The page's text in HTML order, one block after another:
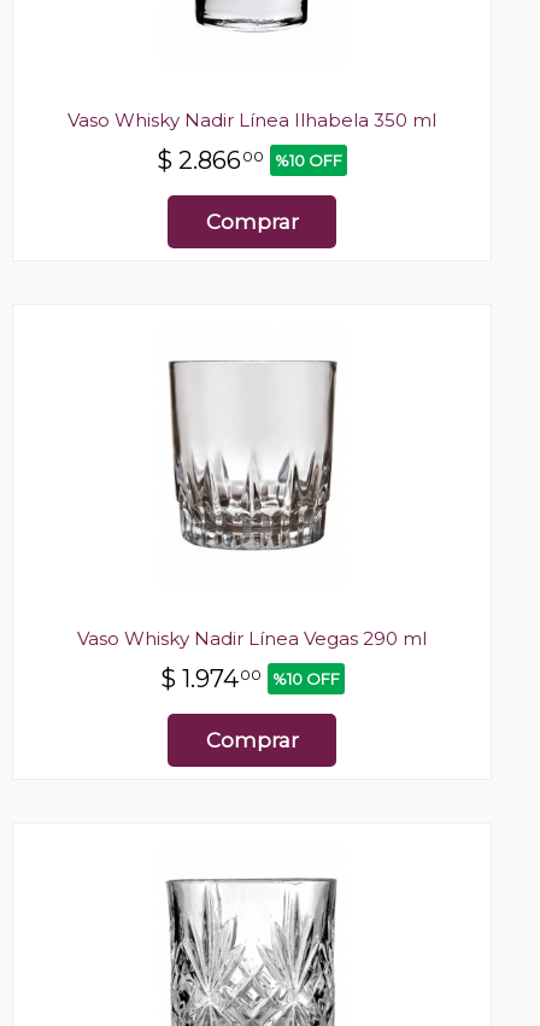
Vaso Whisky Nadir Línea Ilhabela 350 ml
$ 2.86600 %10 OFF
Comprar
Vaso Whisky Nadir Línea Vegas 290 ml
$ 1.97400 %10 OFF
Comprar